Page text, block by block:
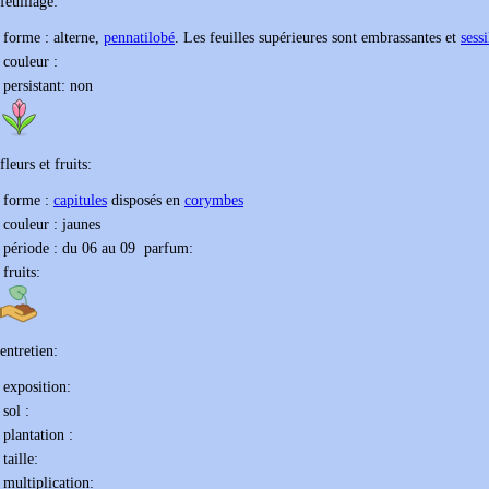
forme : alterne, pennatilobé. Les feuilles supérieures sont embrassantes et
couleur :
persistant: non
fleurs et fruits:
forme : capitules disposés en corymbes
couleur : jaunes
période : du 06 au 09 parfum:
fruits:
entretien:
exposition:
sol :
plantation :
taille:
multiplication: